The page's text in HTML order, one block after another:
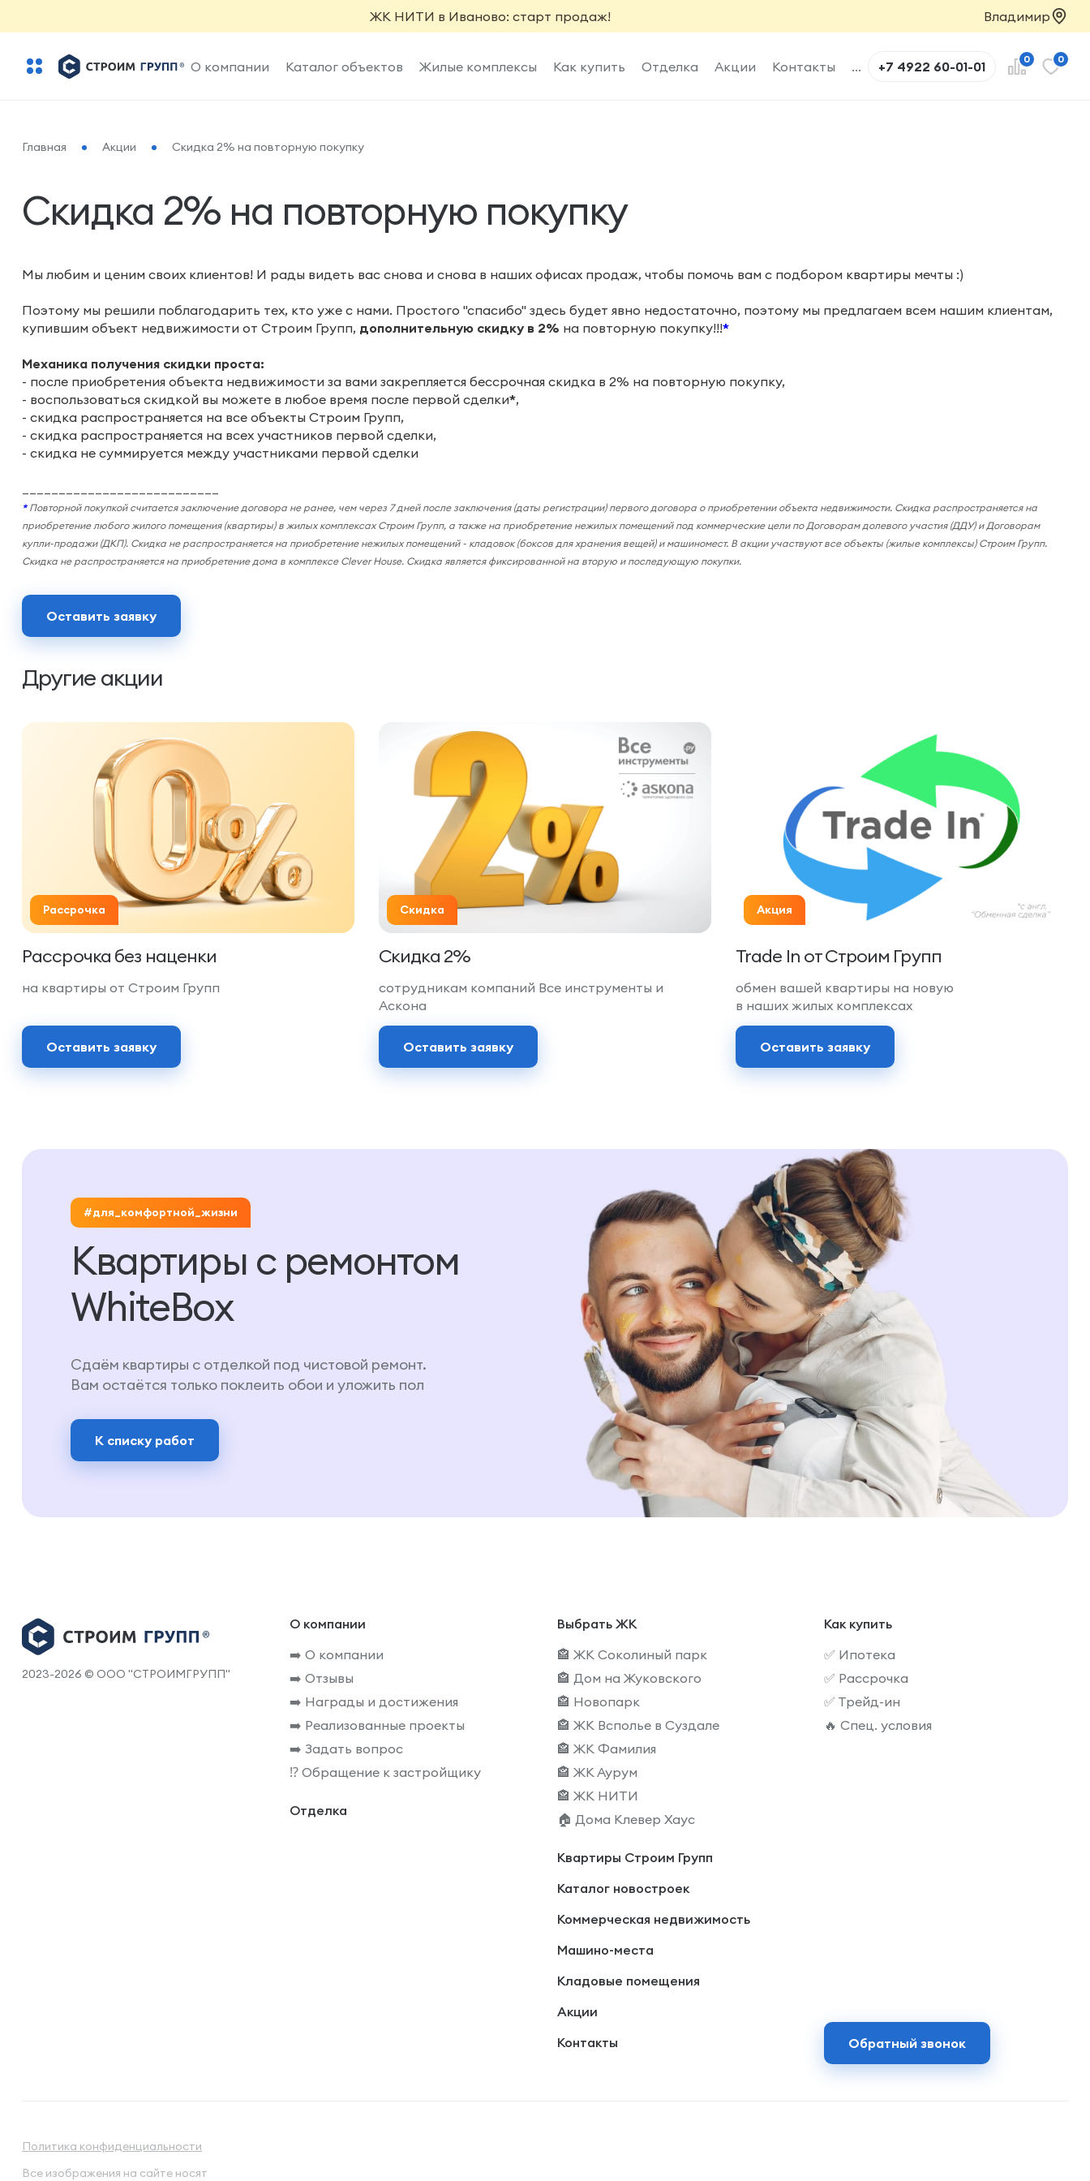
ЖК НИТИ в Иваново: старт продаж! Владимир
О компании Каталог объектов Жилые комплексы Как купить Отделка Акции Контакты ... +7 4922 60-01-01 0 0
Главная Акции Скидка 2% на повторную покупку
Скидка 2% на повторную покупку
Мы любим и ценим своих клиентов! И рады видеть вас снова и снова в наших офисах продаж, чтобы помочь вам с подбором квартиры мечты :)
Поэтому мы решили поблагодарить тех, кто уже с нами. Простого "спасибо" здесь будет явно недостаточно, поэтому мы предлагаем всем нашим клиентам,
купившим объект недвижимости от Строим Групп, дополнительную скидку в 2% на повторную покупку!!!*
Механика получения скидки проста:
- после приобретения объекта недвижимости за вами закрепляется бессрочная скидка в 2% на повторную покупку,
- воспользоваться скидкой вы можете в любое время после первой сделки*,
- скидка распространяется на все объекты Строим Групп,
- скидка распространяется на всех участников первой сделки,
- скидка не суммируется между участниками первой сделки
* Повторной покупкой считается заключение договора не ранее, чем через 7 дней после заключения (даты регистрации) первого договора о приобретении объекта недвижимости. Скидка распространяется на
приобретение любого жилого помещения (квартиры) в жилых комплексах Строим Групп, а также на приобретение нежилых помещений под коммерческие цели по Договорам долевого участия (ДДУ) и Договорам
купли-продажи (ДКП). Скидка не распространяется на приобретение нежилых помещений - кладовок (боксов для хранения вещей) и машиномест. В акции участвуют все объекты (жилые комплексы) Строим Групп.
Скидка не распространяется на приобретение дома в комплексе Clever House. Скидка является фиксированной на вторую и последующую покупки.
Оставить заявку
Другие акции
Рассрочка
Рассрочка без наценки
на квартиры от Строим Групп
Оставить заявку
Скидка
Скидка 2%
сотрудникам компаний Все инструменты и
Аскона
Оставить заявку
Акция
Trade In от Строим Групп
обмен вашей квартиры на новую
в наших жилых комплексах
Оставить заявку
#для_комфортной_жизни
Квартиры с ремонтом
WhiteBox
Сдаём квартиры с отделкой под чистовой ремонт.
Вам остаётся только поклеить обои и уложить пол
К списку работ
2023-2026 © ООО "СТРОИМГРУПП"
О компании
➡️ О компании
➡️ Отзывы
➡️ Награды и достижения
➡️ Реализованные проекты
➡️ Задать вопрос
⁉️ Обращение к застройщику
Отделка
Выбрать ЖК
🏤 ЖК Соколиный парк
🏤 Дом на Жуковского
🏤 Новопарк
🏤 ЖК Всполье в Суздале
🏤 ЖК Фамилия
🏤 ЖК Аурум
🏤 ЖК НИТИ
🏠 Дома Клевер Хаус
Квартиры Строим Групп
Каталог новостроек
Коммерческая недвижимость
Машино-места
Кладовые помещения
Акции
Контакты
Как купить
✅ Ипотека
✅ Рассрочка
✅ Трейд-ин
🔥 Спец. условия
Обратный звонок
Политика конфиденциальности
Все изображения на сайте носят